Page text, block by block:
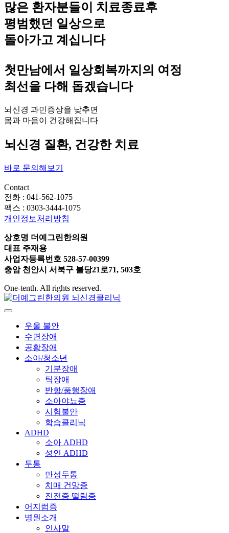
많은 환자분들이 치료종료후
평범했던 일상으로
돌아가고 계십니다
첫만남에서 일상회복까지의 여정
최선을 다해 돕겠습니다
뇌신경 과민증상을 낮추면
몸과 마음이 건강해집니다
뇌신경 질환, 건강한 치료
바로 문의해보기
Contact
전화 : 041-562-1075
팩스 : 0303-3444-1075
개인정보처리방침
상호명 더예그린한의원
대표 주재용
사업자등록번호 528-57-00399
충암 천안시 서북구 불당21로71, 503호
One-tenth. All rights reserved.
우울 불안
수면장애
공황장애
소아/청소년
기분장애
틱장애
반항/품행장애
소아야뇨증
시험불안
학습클리닉
ADHD
소아 ADHD
성인 ADHD
두통
만성두통
치매 건망증
진전증 떨림증
어지럼증
병원소개
인사말